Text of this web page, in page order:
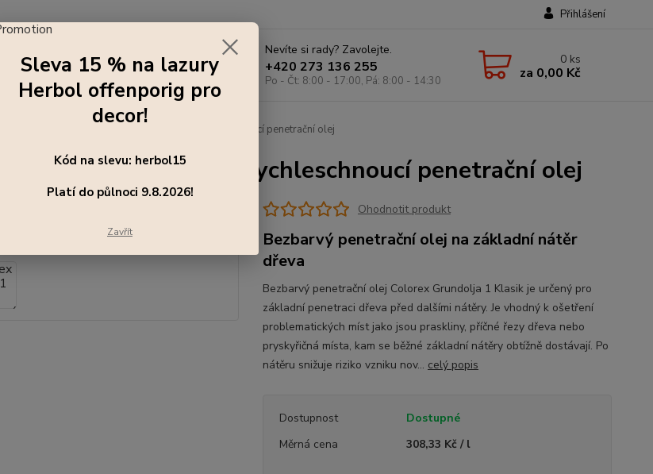
Přihlášení
Hledat
Nevíte si rady? Zavolejte.
+420 273 136 255
Po - Čt: 8:00 - 17:00, Pá: 8:00 - 14:30
0 ks
za 0,00 Kč
3 l Colorex Grundolja 1 Klasik - rychleschnoucí penetrační olej
Grundolja 1 Klasik - rychleschnoucí penetrační olej
Ohodnotit produkt
Bezbarvý penetrační olej na základní nátěr
dřeva
Bezbarvý penetrační olej Colorex Grundolja 1 Klasik je určený pro
základní penetraci dřeva před dalšími nátěry. Je vhodný k ošetření
problematických míst jako jsou praskliny, příčné řezy dřeva nebo
pryskyřičná místa, kam se běžné základní nátěry obtížně dostávají. Po
nátěru snižuje riziko vzniku nov... celý popis
Dostupnost
Dostupné
Měrná cena
308,33 Kč / l
Sleva 15 % na lazury
Herbol offenporig pro
decor!
Kód na slevu: herbol15
Platí do půlnoci 9.8.2026!
Zavřít